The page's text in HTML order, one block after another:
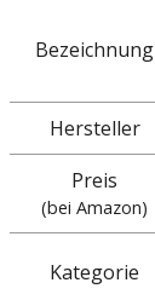
Bezeichnung
Hersteller
Preis
(bei Amazon)
Kategorie